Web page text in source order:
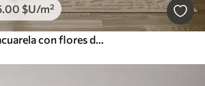
.00 $U/m²
Composiciones de acuarela con flores de jardín